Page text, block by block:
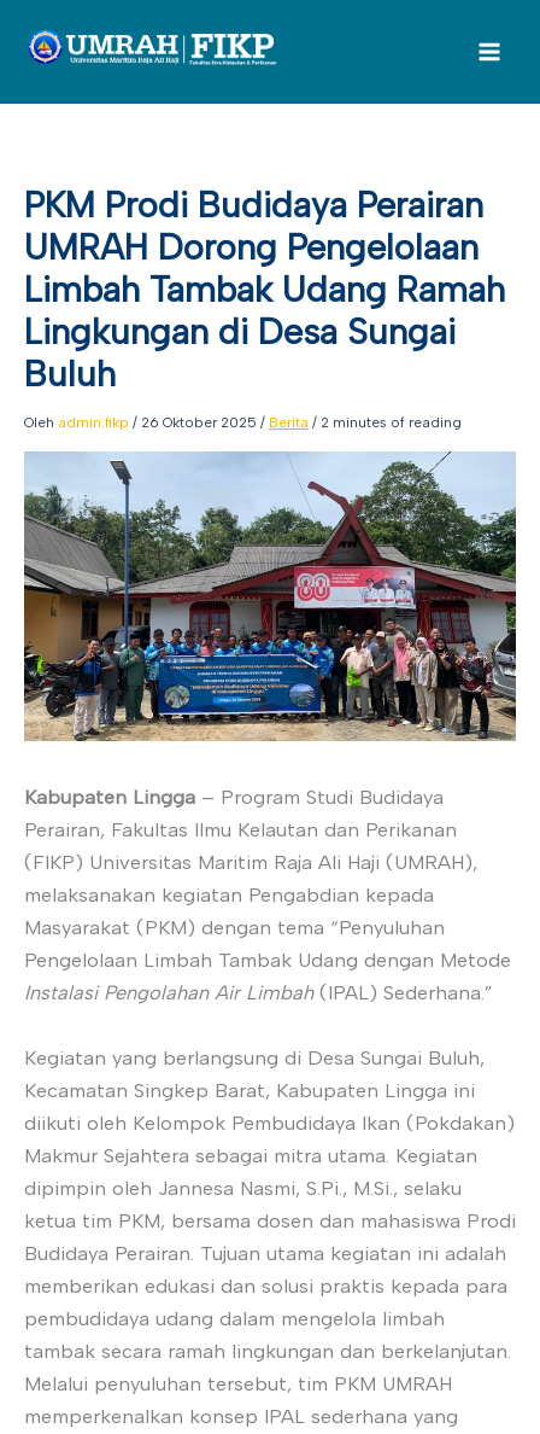
PKM Prodi Budidaya Perairan
UMRAH Dorong Pengelolaan
Limbah Tambak Udang Ramah
Lingkungan di Desa Sungai
Buluh
Oleh admin.fikp / 26 Oktober 2025 / Berita / 2 minutes of reading
Kabupaten Lingga – Program Studi Budidaya
Perairan, Fakultas Ilmu Kelautan dan Perikanan
(FIKP) Universitas Maritim Raja Ali Haji (UMRAH),
melaksanakan kegiatan Pengabdian kepada
Masyarakat (PKM) dengan tema “Penyuluhan
Pengelolaan Limbah Tambak Udang dengan Metode
Instalasi Pengolahan Air Limbah(IPAL) Sederhana.”
Kegiatan yang berlangsung di Desa Sungai Buluh,
Kecamatan Singkep Barat, Kabupaten Lingga ini
diikuti oleh Kelompok Pembudidaya Ikan (Pokdakan)
Makmur Sejahtera sebagai mitra utama. Kegiatan
dipimpin oleh Jannesa Nasmi, S.Pi., M.Si., selaku
ketua tim PKM, bersama dosen dan mahasiswa Prodi
Budidaya Perairan. Tujuan utama kegiatan ini adalah
memberikan edukasi dan solusi praktis kepada para
pembudidaya udang dalam mengelola limbah
tambak secara ramah lingkungan dan berkelanjutan.
Melalui penyuluhan tersebut, tim PKM UMRAH
memperkenalkan konsep IPAL sederhana yang